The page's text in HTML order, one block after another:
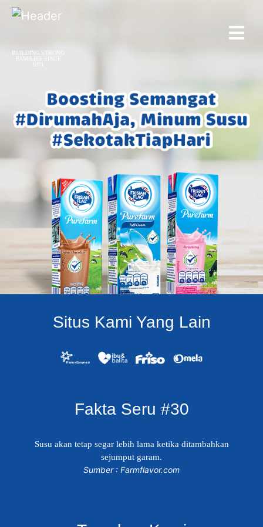
BUILDING STRONG
FAMILIES SINCE
Situs Kami Yang Lain
Fakta Seru #30
Susu akan tetap segar lebih lama ketika ditambahkan
sejumput garam.
Sumber : Farmflavor.com